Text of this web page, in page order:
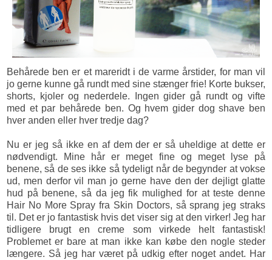
Behårede ben er et mareridt i de varme årstider, for man vil
jo gerne kunne gå rundt med sine stænger frie! Korte bukser,
shorts, kjoler og nederdele. Ingen gider gå rundt og vifte
med et par behårede ben. Og hvem gider dog shave ben
hver anden eller hver tredje dag?
Nu er jeg så ikke en af dem der er så uheldige at dette er
nødvendigt. Mine hår er meget fine og meget lyse på
benene, så de ses ikke så tydeligt når de begynder at vokse
ud, men derfor vil man jo gerne have den der dejligt glatte
hud på benene, så da jeg fik mulighed for at teste denne
Hair No More Spray fra Skin Doctors, så sprang jeg straks
til. Det er jo fantastisk hvis det viser sig at den virker! Jeg har
tidligere brugt en creme som virkede helt fantastisk!
Problemet er bare at man ikke kan købe den nogle steder
længere. Så jeg har været på udkig efter noget andet. Har